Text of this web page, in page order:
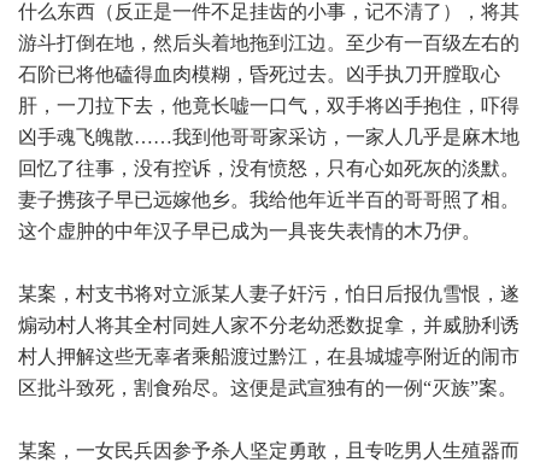
什么东西（反正是一件不足挂齿的小事，记不清了），将其
游斗打倒在地，然后头着地拖到江边。至少有一百级左右的
石阶已将他磕得血肉模糊，昏死过去。凶手执刀开膛取心
肝，一刀拉下去，他竟长嘘一口气，双手将凶手抱住，吓得
凶手魂飞魄散……我到他哥哥家采访，一家人几乎是麻木地
回忆了往事，没有控诉，没有愤怒，只有心如死灰的淡默。
妻子携孩子早已远嫁他乡。我给他年近半百的哥哥照了相。
这个虚肿的中年汉子早已成为一具丧失表情的木乃伊。
某案，村支书将对立派某人妻子奸污，怕日后报仇雪恨，遂
煽动村人将其全村同姓人家不分老幼悉数捉拿，并威胁利诱
村人押解这些无辜者乘船渡过黔江，在县城墟亭附近的闹市
区批斗致死，割食殆尽。这便是武宣独有的一例“灭族”案。
某案，一女民兵因参予杀人坚定勇敢，且专吃男人生殖器而